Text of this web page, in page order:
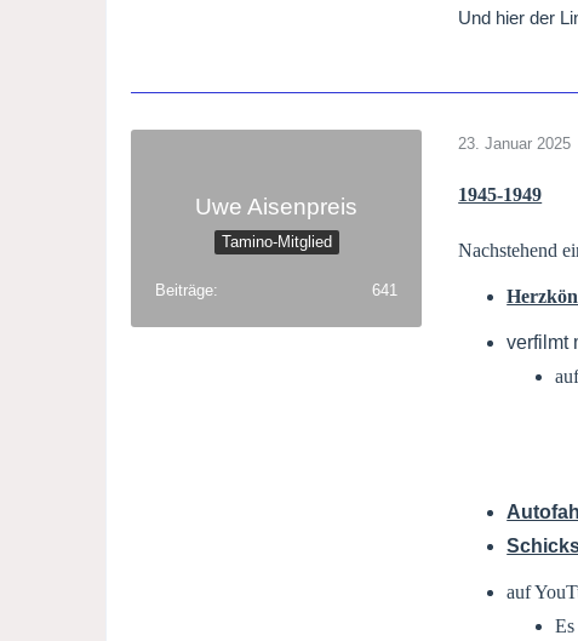
Und hier der
Uwe Aisenpreis
Tamino-Mitglied
Beiträge 641
23. Januar 2025
1945-1949
Nachstehend
verfilmt
auf